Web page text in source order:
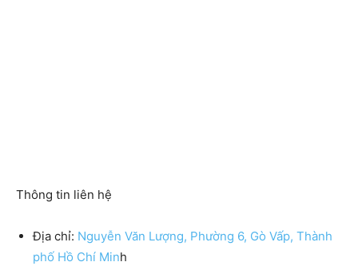
Thông tin liên hệ
Địa chỉ: Nguyễn Văn Lượng, Phường 6, Gò Vấp, Thành
phố Hồ Chí Minh